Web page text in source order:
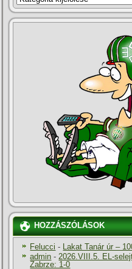
HOZZÁSZÓLÁSOK
Felucci - Lakat Tanár úr –
admin - 2026.VIII.5. EL-
Zabrze: 1-0